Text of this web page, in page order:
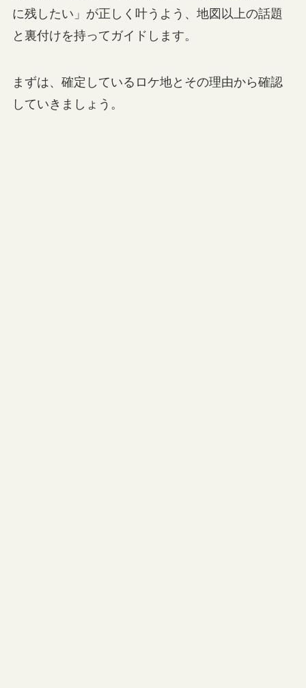
に残したい」が正しく叶うよう、地図以上の話題
と裏付けを持ってガイドします。
まずは、確定しているロケ地とその理由から確認
していきましょう。